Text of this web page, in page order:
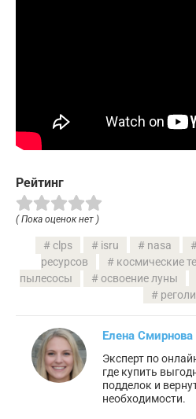
Рейтинг
( Пока оценок нет )
clps isru nasa
ресурсов
космические
пылесосы
освоение луны
Елена Смирнова
Эксперт по
где купить
подделок и
необходимости.